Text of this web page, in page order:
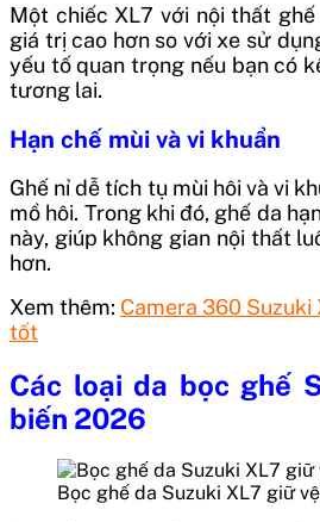
Một chiếc XL7 với nội thất
giá trị cao hơn so với xe sử
yếu tố quan trọng nếu bạn có
tương lai.
Hạn chế mùi và vi khuẩn
Ghế nỉ dễ tích tụ mùi hôi và vi
mồ hôi. Trong khi đó, ghế da
này, giúp không gian nội thất
hơn.
Xem thêm: Camera 360 Suzuki
tốt
Các loại da bọc ghế
biến 2026
Bọc ghế da Suzuki XL7 giữ